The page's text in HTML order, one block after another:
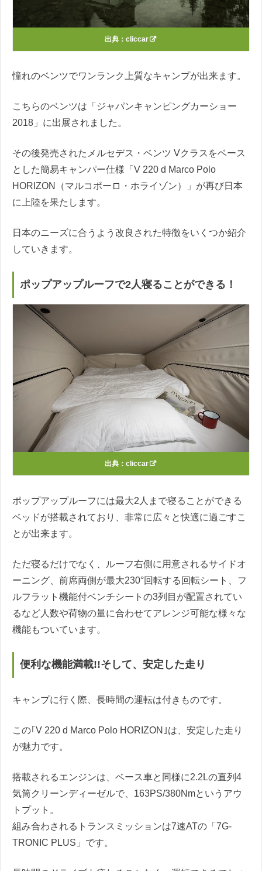
出典： cliccar
憧れのベンツでワンランク上質なキャンプが出来ます。
こちらのベンツは「ジャパンキャンピングカーショー
2018」に出展されました。
その後発売されたメルセデス・ベンツ Vクラスをベース
とした簡易キャンパー仕様「V 220 d Marco Polo
HORIZON（マルコポーロ・ホライゾン）」が再び日本
に上陸を果たします。
日本のニーズに合うよう改良された特徴をいくつか紹介
していきます。
ポップアップルーフで2人寝ることができる！
出典： cliccar
ポップアップルーフには最大2人まで寝ることができる
ベッドが搭載されており、非常に広々と快適に過ごすこ
とが出来ます。
ただ寝るだけでなく、ルーフ右側に用意されるサイドオ
ーニング、前席両側が最大230°回転する回転シート、フ
ルフラット機能付ベンチシートの3列目が配置されてい
るなど人数や荷物の量に合わせてアレンジ可能な様々な
機能もついています。
便利な機能満載!!そして、安定した走り
キャンプに行く際、長時間の運転は付きものです。
この｢V 220 d Marco Polo HORIZON｣は、安定した走り
が魅力です。
搭載されるエンジンは、ベース車と同様に2.2Lの直列4
気筒クリーンディーゼルで、163PS/380Nmというアウ
トプット。
組み合わされるトランスミッションは7速ATの「7G-
TRONIC PLUS」です。